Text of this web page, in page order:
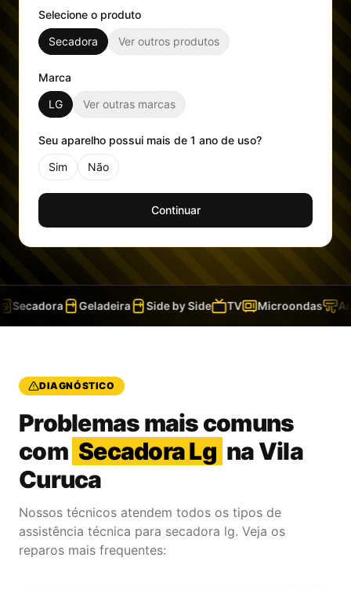
Selecione o produto
Secadora
Ver outros produtos
Marca
LG
Ver outras marcas
Seu aparelho possui mais de 1 ano de uso?
Sim
Não
Continuar
Geladeira Side by Side TV Microondas Ar-
DIAGNÓSTICO
Problemas mais comuns
com Secadora Lg na Vila
Curuca
Nossos técnicos atendem todos os tipos de
assistência técnica para secadora lg. Veja os
reparos mais frequentes: